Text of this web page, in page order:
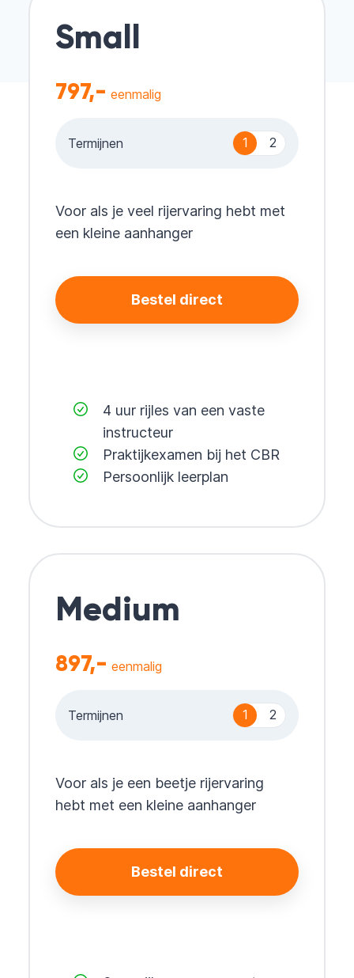
Small
797,- eenmalig
Termijnen 1 2
Voor als je veel rijervaring hebt met
een kleine aanhanger
Bestel direct
4 uur rijles van een vaste
instructeur
Praktijkexamen bij het CBR
Persoonlijk leerplan
Medium
897,- eenmalig
Termijnen 1 2
Voor als je een beetje rijervaring
hebt met een kleine aanhanger
Bestel direct